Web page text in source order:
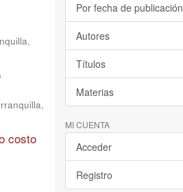
costo
Por fecha de publicación
Autores
Títulos
Materias
MI CUENTA
Acceder
Registro